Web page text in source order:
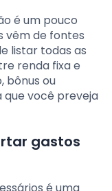
é um pouco
vêm de fontes
listar todas as
renda fixa e
bônus ou
você preveja
gastos
é uma